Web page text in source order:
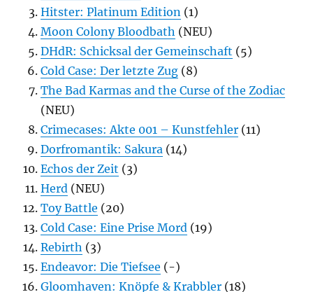
Hitster: Platinum Edition (1)
Moon Colony Bloodbath (NEU)
DHdR: Schicksal der Gemeinschaft (5)
Cold Case: Der letzte Zug (8)
The Bad Karmas and the Curse of the Zodiac
(NEU)
Crimecases: Akte 001 – Kunstfehler (11)
Dorfromantik: Sakura (14)
Echos der Zeit (3)
Herd (NEU)
Toy Battle (20)
Cold Case: Eine Prise Mord (19)
Rebirth (3)
Endeavor: Die Tiefsee (-)
Gloomhaven: Knöpfe & Krabbler (18)